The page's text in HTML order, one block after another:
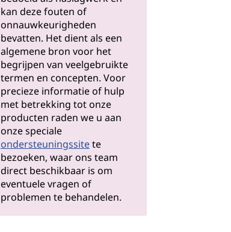
kan deze fouten of
onnauwkeurigheden
bevatten. Het dient als een
algemene bron voor het
begrijpen van veelgebruikte
termen en concepten. Voor
precieze informatie of hulp
met betrekking tot onze
producten raden we u aan
onze speciale
ondersteuningssitete
bezoeken, waar ons team
direct beschikbaar is om
eventuele vragen of
problemen te behandelen.